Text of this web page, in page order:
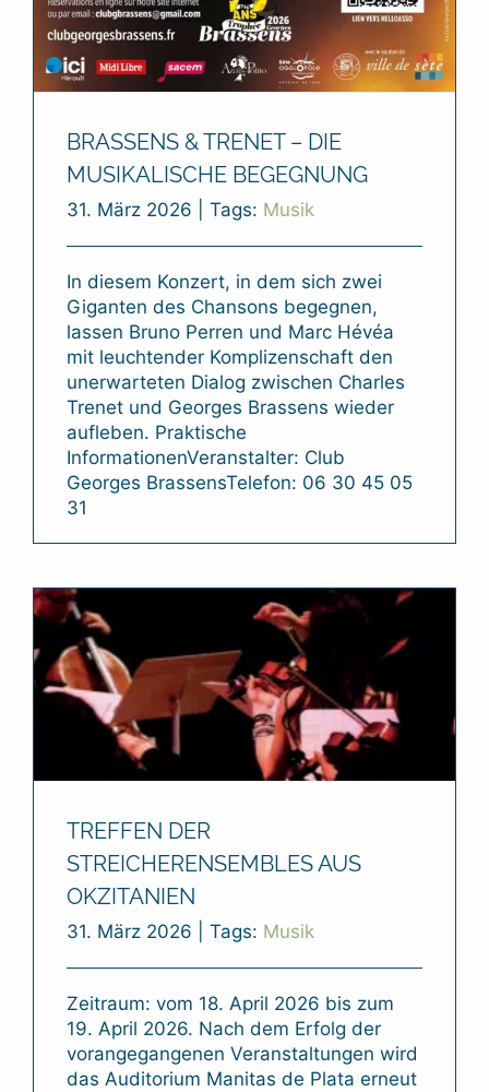
BRASSENS & TRENET – DIE
MUSIKALISCHE BEGEGNUNG
31. März 2026 Tags: Musik
In diesem Konzert, in dem sich zwei
Giganten des Chansons begegnen,
lassen Bruno Perren und Marc Hévéa
mit leuchtender Komplizenschaft den
unerwarteten Dialog zwischen Charles
Trenet und Georges Brassens wieder
aufleben. Praktische
InformationenVeranstalter: Club
Georges BrassensTelefon: 06 30 45 05
31
TREFFEN DER
STREICHERENSEMBLES AUS
OKZITANIEN
31. März 2026 Tags: Musik
Zeitraum: vom 18. April 2026 bis zum
19. April 2026. Nach dem Erfolg der
vorangegangenen Veranstaltungen wird
das Auditorium Manitas de Plata erneut